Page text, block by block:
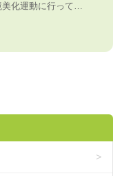
美化運動に行って…